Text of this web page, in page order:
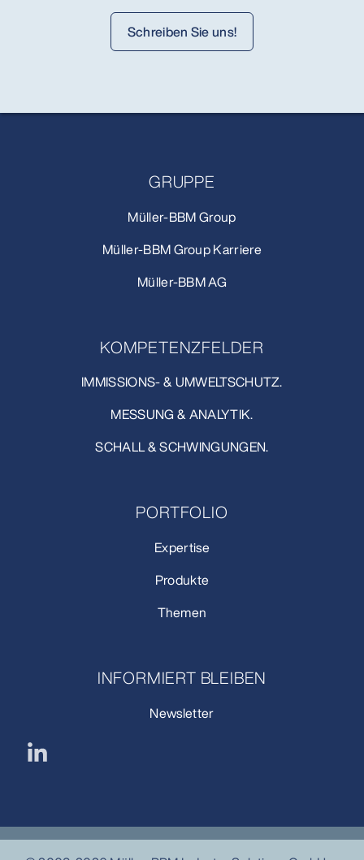
Schreiben Sie uns!
GRUPPE
Müller-BBM Group
Müller-BBM Group Karriere
Müller-BBM AG
KOMPETENZFELDER
IMMISSIONS- & UMWELTSCHUTZ.
MESSUNG & ANALYTIK.
SCHALL & SCHWINGUNGEN.
PORTFOLIO
Expertise
Produkte
Themen
INFORMIERT BLEIBEN
Newsletter